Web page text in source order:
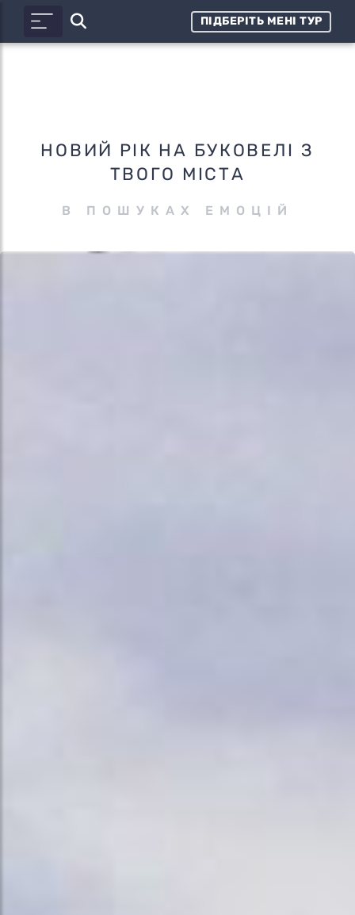
ПІДБЕРІТЬ МЕНІ ТУР
НОВИЙ РІК НА БУКОВЕЛІ З
ТВОГО МІСТА
В ПОШУКАХ ЕМОЦІЙ